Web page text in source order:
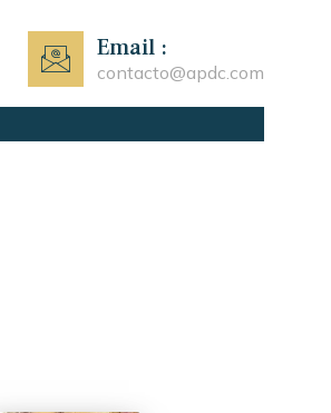
Email :
contacto@apdc.com